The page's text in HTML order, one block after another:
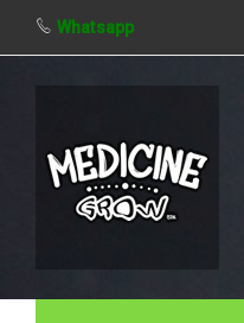
Whatsapp